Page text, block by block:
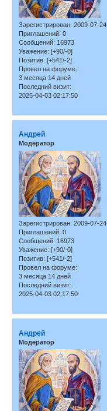
Зарегистрирован: 2009-07-24
Приглашений: 0
Сообщений: 16973
Уважение: [+90/-0]
Позитив: [+541/-2]
Провел на форуме:
3 месяца 14 дней
Последний визит:
2025-04-03 02:17:50
Андрей
Модератор
Зарегистрирован: 2009-07-24
Приглашений: 0
Сообщений: 16973
Уважение: [+90/-0]
Позитив: [+541/-2]
Провел на форуме:
3 месяца 14 дней
Последний визит:
2025-04-03 02:17:50
Андрей
Модератор